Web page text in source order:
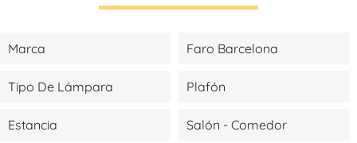
Marca Faro Barcelona
Tipo De Lámpara Plafón
Estancia Salón - Comedor